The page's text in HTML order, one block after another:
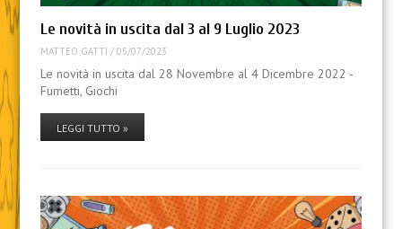
Le novità in uscita dal 3 al 9 Luglio 2023
MATTEO GATTI / 05/07/2023
Le novità in uscita dal 28 Novembre al 4 Dicembre 2022 -
Fumetti, Giochi
LEGGI TUTTO »